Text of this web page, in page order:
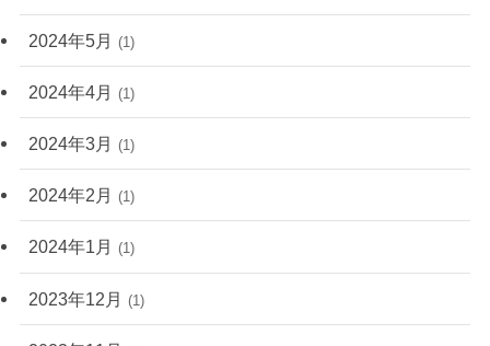
2024年5月 (1)
2024年4月 (1)
2024年3月 (1)
2024年2月 (1)
2024年1月 (1)
2023年12月 (1)